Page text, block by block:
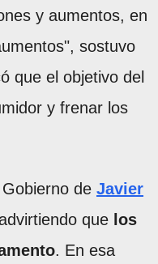
y aumentos, en
sostuvo
que el objetivo del
y frenar los
de Javier
que los
. En esa